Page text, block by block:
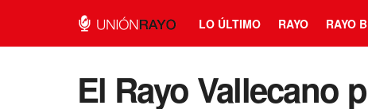
LO ÚLTIMO RAYO RAYO B
El Rayo Vallecano